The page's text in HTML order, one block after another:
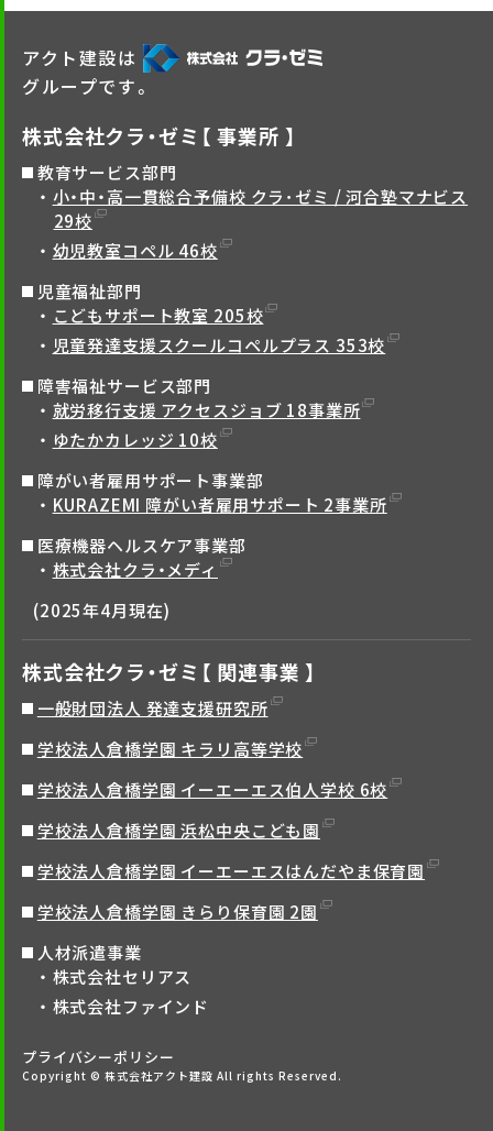
アクト建設は
グループです。
株式会社クラ・ゼミ【 事業所 】
教育サービス部門
小・中・高一貫総合予備校 クラ･ゼミ / 河合塾マナビス
29校
幼児教室コペル 46校
児童福祉部門
こどもサポート教室 205校
児童発達支援スクールコペルプラス 353校
障害福祉サービス部門
就労移行支援 アクセスジョブ 18事業所
ゆたかカレッジ 10校
障がい者雇用サポート事業部
KURAZEMI 障がい者雇用サポート 2事業所
医療機器ヘルスケア事業部
株式会社クラ・メディ
(2025年4月現在)
株式会社クラ・ゼミ【 関連事業 】
一般財団法人 発達支援研究所
学校法人倉橋学園 キラリ高等学校
学校法人倉橋学園 イーエーエス伯人学校 6校
学校法人倉橋学園 浜松中央こども園
学校法人倉橋学園 イーエーエスはんだやま保育園
学校法人倉橋学園 きらり保育園 2園
人材派遣事業
株式会社セリアス
株式会社ファインド
プライバシーポリシー
Copyright © 株式会社アクト建設 All rights Reserved.